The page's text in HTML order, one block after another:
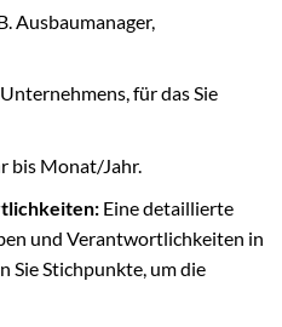
Ausbaumanager,
für das Sie
bis Monat/Jahr.
Eine detaillierte
und Verantwortlichkeiten in
Sie Stichpunkte, um die